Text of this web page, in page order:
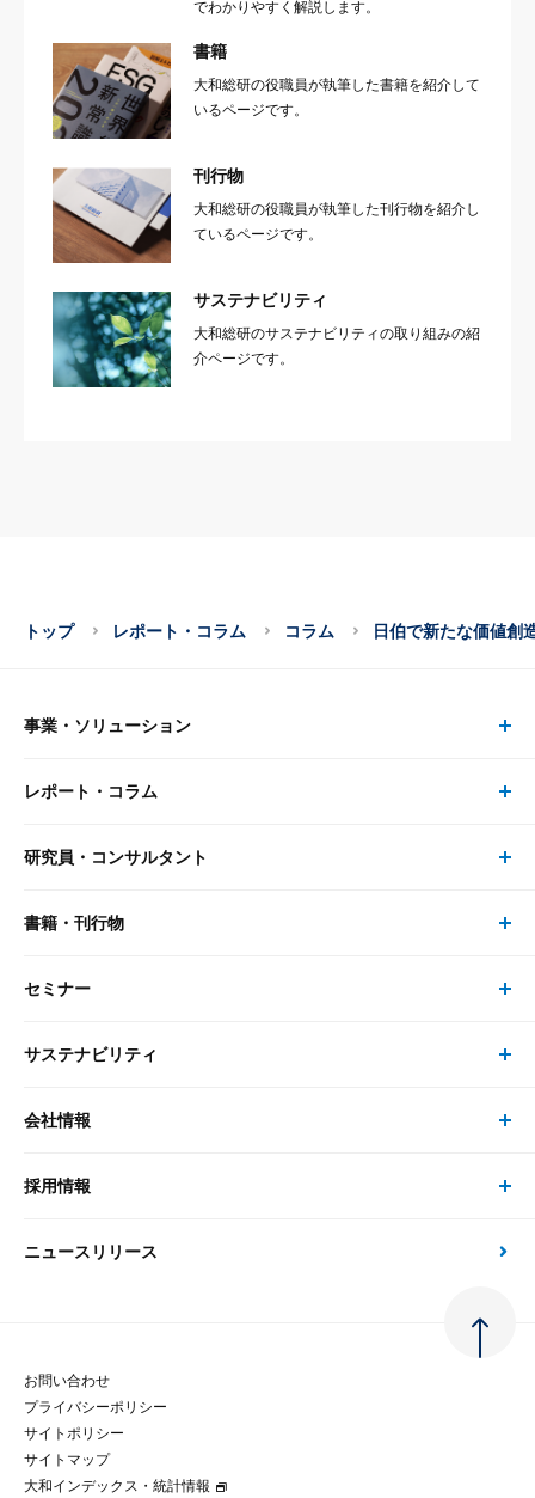
でわかりやすく解説します。
書籍
大和総研の役職員が執筆した書籍を紹介して
いるページです。
刊行物
大和総研の役職員が執筆した刊行物を紹介し
ているページです。
サステナビリティ
大和総研のサステナビリティの取り組みの紹
介ページです。
トップ レポート・コラム コラム 日伯で新たな価値創
事業・ソリューション
事業・ソリューション トップ
リサーチ
大和総研の強み
先端テクノロジーに基づく新たな価値の創出
レポート・コラム
レポート・コラム トップ
最新のレポート・コラム
政策分析
金融経済教育等
研究員・コンサルタント
研究員・コンサルタント トップ
研究員
書籍・刊行物
書籍・刊行物 トップ
書籍
セミナー
セミナー トップ
現在受付中のセミナー・イベント
サステナビリティ
サステナビリティの取り組み
次世代社会への貢献
マルチステークホルダー方針
会社情報
会社情報 トップ
会社概要・役員一覧
大和総研の歩み
採用情報
採用情報 トップ
経験者採用
ニュースリリース
お問い合わせ
プライバシーポリシー
サイトポリシー
サイトマップ
大和インデックス・統計情報